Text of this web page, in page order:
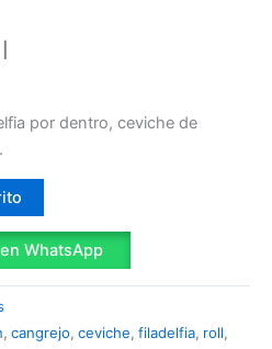
por dentro, ceviche de
WhatsApp
, cangrejo, ceviche, filadelfia, roll,